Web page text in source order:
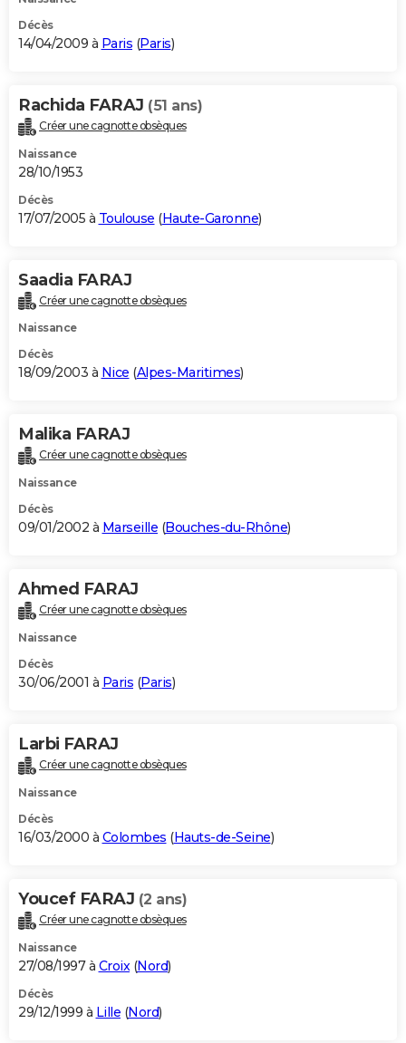
Décès
14/04/2009 à Paris (Paris)
Rachida FARAJ (51 ans)
Créer une cagnotte obsèques
Naissance
28/10/1953
Décès
17/07/2005 à Toulouse (Haute-Garonne)
Saadia FARAJ
Créer une cagnotte obsèques
Naissance
Décès
18/09/2003 à Nice (Alpes-Maritimes)
Malika FARAJ
Créer une cagnotte obsèques
Naissance
Décès
09/01/2002 à Marseille (Bouches-du-Rhône)
Ahmed FARAJ
Créer une cagnotte obsèques
Naissance
Décès
30/06/2001 à Paris (Paris)
Larbi FARAJ
Créer une cagnotte obsèques
Naissance
Décès
16/03/2000 à Colombes (Hauts-de-Seine)
Youcef FARAJ (2 ans)
Créer une cagnotte obsèques
Naissance
27/08/1997 à Croix(Nord)
Décès
29/12/1999 à Lille (Nord)